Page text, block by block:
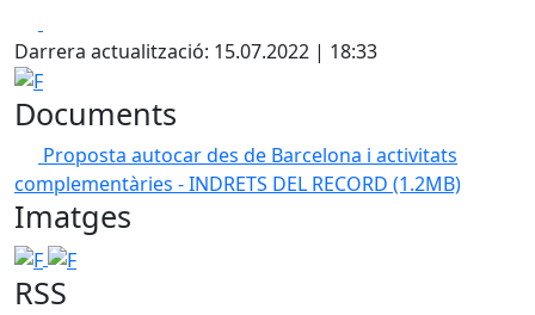
Darrera actualització: 15.07.2022 | 18:33
F
Documents
Proposta autocar des de Barcelona i activitats
complementàries - INDRETS DEL RECORD (1.2MB)
Imatges
F F
RSS